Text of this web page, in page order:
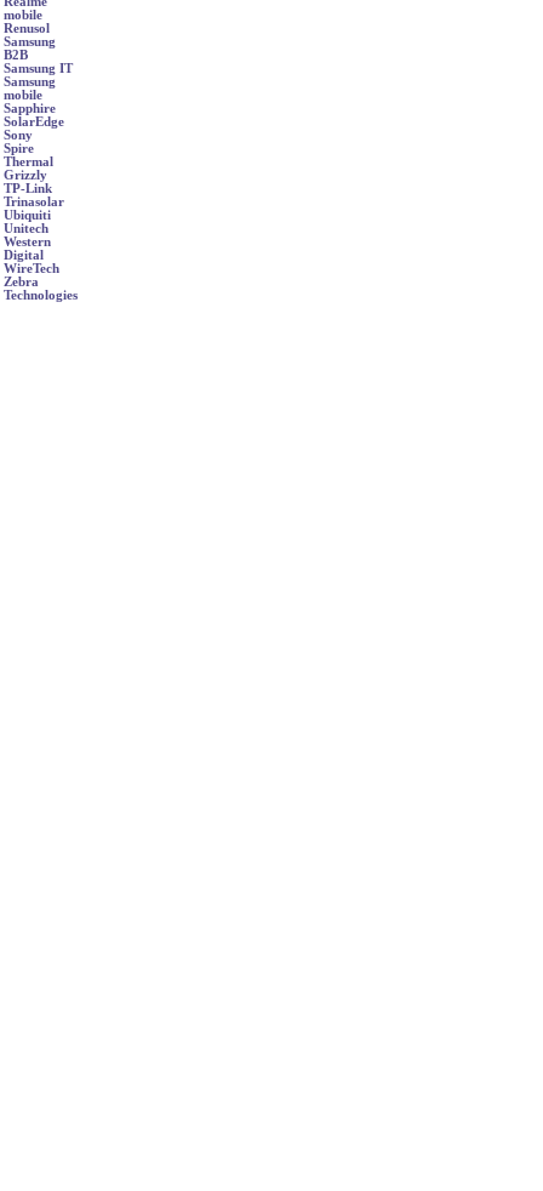
mobile
Renusol
Samsung
B2B
Samsung IT
Samsung
mobile
Sapphire
SolarEdge
Sony
Spire
Thermal
Grizzly
TP-Link
Trinasolar
Ubiquiti
Unitech
Western
Digital
WireTech
Zebra
Technologies